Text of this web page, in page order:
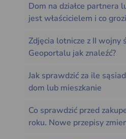
Dom na działce partnera
jest właścicielem i co
Zdjęcia lotnicze z II
Geoportalu jak znaleźć?
Jak sprawdzić za ile
dom lub mieszkanie
Co sprawdzić przed
roku. Nowe przepisy